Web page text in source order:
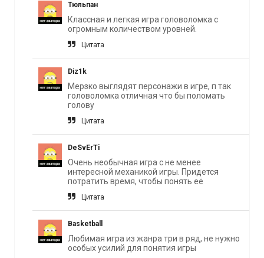
Тюльпан
Классная и легкая игра головоломка с
огромным количеством уровней.
Цитата
Diz1k
Мерзко выглядят персонажи в игре, п так
головоломка отличная что бы поломать
голову
Цитата
DeSvErTi
Очень необычная игра с не менее
интересной механикой игры. Придется
потратить время, чтобы понять её
Цитата
Basketball
Любимая игра из жанра три в ряд, не нужно
особых усилий для понятия игры